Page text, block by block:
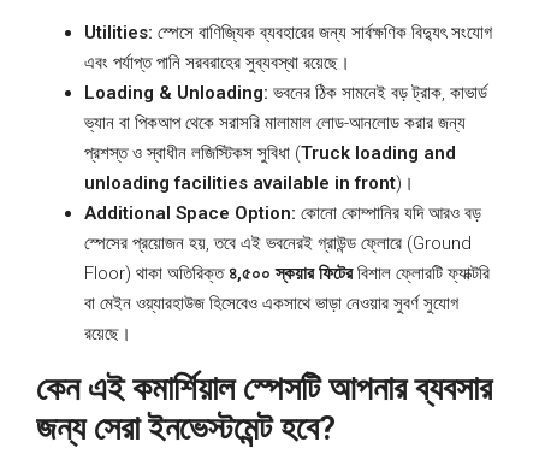
Utilities: স্পেসে বাণিজ্যিক ব্যবহারের জন্য সার্বক্ষণিক বিদ্যুৎ সংযোগ
এবং পর্যাপ্ত পানি সরবরাহের সুব্যবস্থা রয়েছে।
Loading & Unloading: ভবনের ঠিক সামনেই বড় ট্রাক, কাভার্ড
ভ্যান বা পিকআপ থেকে সরাসরি মালামাল লোড-আনলোড করার জন্য
প্রশস্ত ও স্বাধীন লজিস্টিকস সুবিধা (Truck loading and
unloading facilities available in front)।
Additional Space Option: কোনো কোম্পানির যদি আরও বড়
স্পেসের প্রয়োজন হয়, তবে এই ভবনেরই গ্রাউন্ড ফ্লোরে (Ground
Floor) থাকা অতিরিক্ত ৪,৫০০ স্কয়ার ফিটেরবিশাল ফ্লোরটি ফ্যাক্টরি
বা মেইন ওয়্যারহাউজ হিসেবেও একসাথে ভাড়া নেওয়ার সুবর্ণ সুযোগ
রয়েছে।
কেন এই কমার্শিয়াল স্পেসটি আপনার ব্যবসার
জন্য সেরা ইনভেস্টমেন্ট হবে?